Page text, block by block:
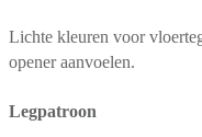
Lichte kleuren voor
opener aanvoelen.
Legpatroon